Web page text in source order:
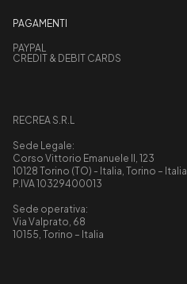
PAGAMENTI
PAYPAL
CREDIT & DEBIT CARDS
RECREA S.R.L
Sede Legale:
Corso Vittorio Emanuele II, 123
10128 Torino (TO) - Italia, Torino – Italia
P.IVA 10329400013
Sede operativa:
Via Valprato, 68
10155, Torino – Italia